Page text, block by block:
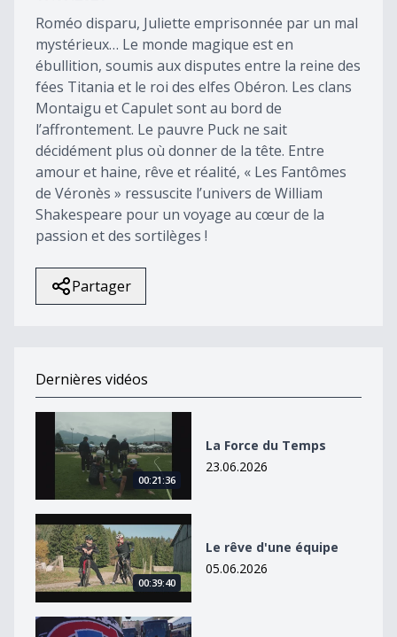
minutes,
seconds
Roméo disparu, Juliette emprisonnée par un mal
mystérieux… Le monde magique est en
ébullition, soumis aux disputes entre la reine des
fées Titania et le roi des elfes Obéron. Les clans
Montaigu et Capulet sont au bord de
l’affrontement. Le pauvre Puck ne sait
décidément plus où donner de la tête. Entre
amour et haine, rêve et réalité, « Les Fantômes
de Véronès » ressuscite l’univers de William
Shakespeare pour un voyage au cœur de la
passion et des sortilèges !
Partager
Dernières vidéos
00:21:36
La Force du Temps
23.06.2026
Le rêve d&#039;une équipe
00:39:40
Le rêve d'une équipe
05.06.2026
Fribourg à la Spengler